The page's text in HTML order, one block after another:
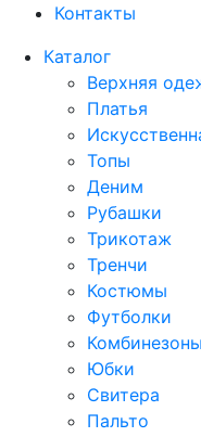
Контакты
Каталог
Верхняя
Платья
Топы
Деним
Рубашки
Трикотаж
Тренчи
Костюмы
Футболки
Комбинезоны
Юбки
Свитера
Пальто